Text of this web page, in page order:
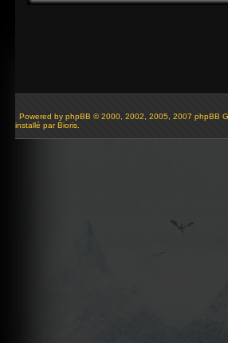
Powered by phpBB © 2000, 2002, 2005, 2007 phpBB
installé par Bioris.